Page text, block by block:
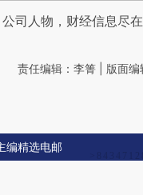
司人物，财经信息尽在
责任编辑：李箐 | 版面编
编精选电邮